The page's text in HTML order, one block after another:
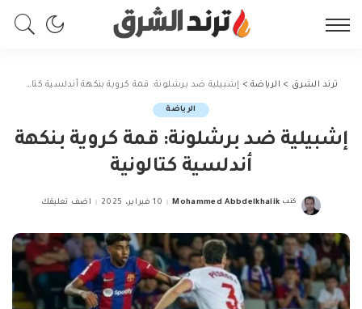
ترند الشرق > الرياضة> إشبيلية ضد برشلونة: قمة كروية بنكهة أندلسية كتالونية
الرياضة
إشبيلية ضد برشلونة: قمة كروية بنكهة
أندلسية كتالونية
Posted
كتب Mohammed Abbdelkhalik 10 فبراير، 2025 اضف تعليقك